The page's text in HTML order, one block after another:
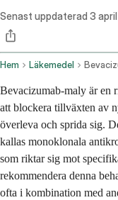
Senast uppdaterad 3
Hem Läkemedel
Bevacizumab-maly är en
att blockera tillväxten av
överleva och sprida sig.
kallas monoklonala
som riktar sig mot
rekommendera denna
ofta i kombination med